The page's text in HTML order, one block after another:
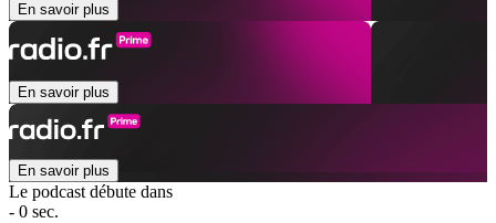
En savoir plus
En savoir plus
En savoir plus
Le podcast débute dans
- 0 sec.